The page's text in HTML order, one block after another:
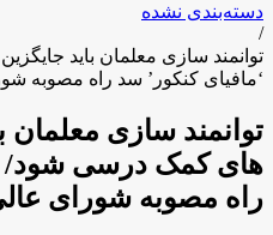
دسته‌بندی نشده
/
توانمند سازی معلمان باید
‘مافیای کنکور’ سد راه مصوبه
توانمند سازی معلمان
های کمک درسی شود/
راه مصوبه شورای